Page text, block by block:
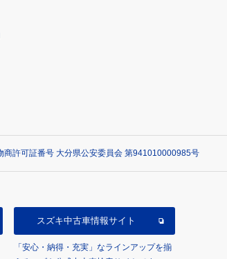
商許可証番号 大分県公安委員会 第941010000985号
スズキ中古車情報サイト
「安心・納得・充実」なラインアップを揃